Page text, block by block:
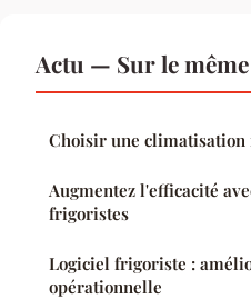
Actu — Sur le
Choisir une
Augmentez l'efficacité
frigoristes
Logiciel frigoriste :
opérationnelle